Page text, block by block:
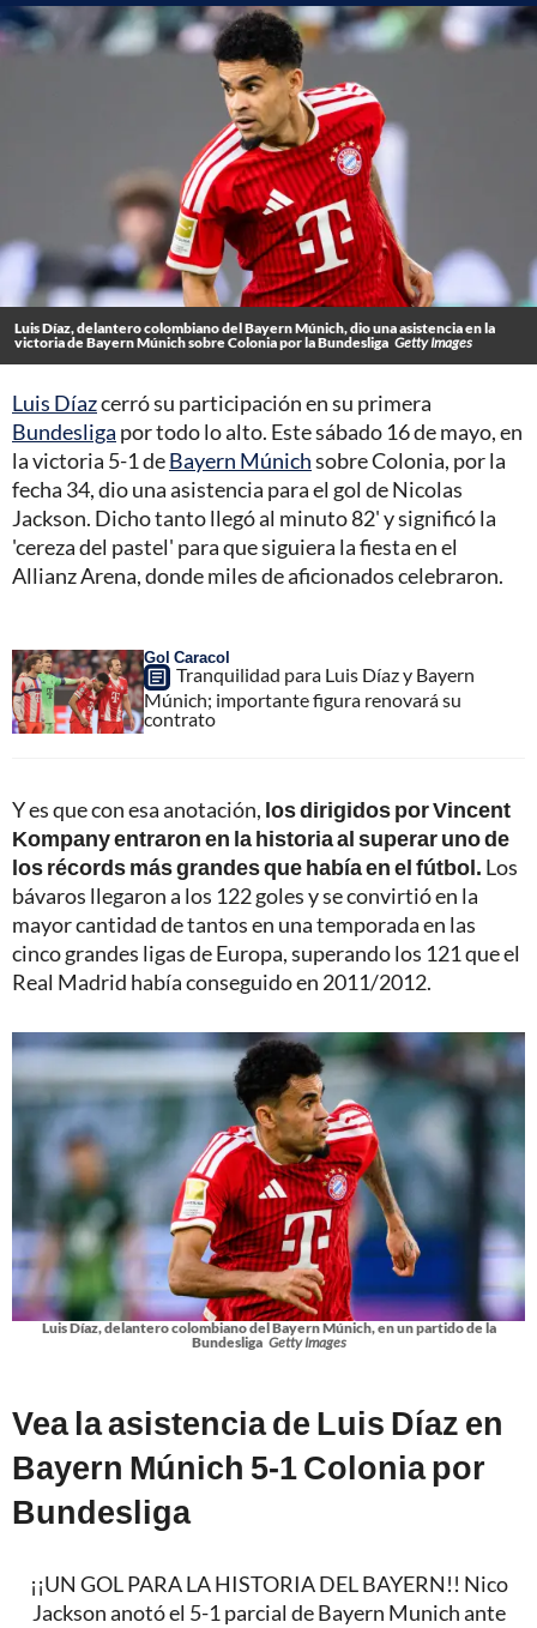
Luis Díaz, delantero colombiano del Bayern Múnich, dio una asistencia en la
victoria de Bayern Múnich sobre Colonia por la Bundesliga Getty Images
Luis Díazcerró su participación en su primera
Bundesliga por todo lo alto. Este sábado 16 de mayo, en
la victoria 5-1 deBayern Múnichsobre Colonia, por la
fecha 34, dio una asistencia para el gol de Nicolas
Jackson. Dicho tanto llegó al minuto 82' y significó la
'cereza del pastel' para que siguiera la fiesta en el
Allianz Arena, donde miles de aficionados celebraron.
Gol Caracol
Tranquilidad para Luis Díaz y Bayern
Múnich; importante figura renovará su
contrato
Y es que con esa anotación, los dirigidos por Vincent
Kompany entraron en la historia al superar uno de
los récords más grandes que había en el fútbol. Los
bávaros llegaron a los 122 goles y se convirtió en la
mayor cantidad de tantos en una temporada en las
cinco grandes ligas de Europa, superando los 121 que el
Real Madrid había conseguido en 2011/2012.
Luis Díaz, delantero colombiano del Bayern Múnich, en un partido de la
Bundesliga Getty Images
Vea la asistencia de Luis Díaz en
Bayern Múnich 5-1 Colonia por
Bundesliga
¡¡UN GOL PARA LA HISTORIA DEL BAYERN!! Nico
Jackson anotó el 5-1 parcial de Bayern Munich ante